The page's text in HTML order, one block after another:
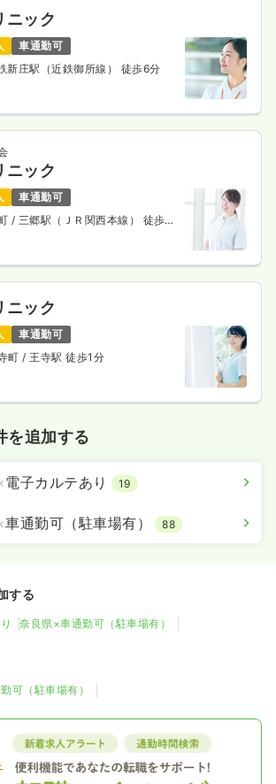
ニック
車通勤可
新庄駅（近鉄御所線） 徒歩6分
ニック
車通勤可
/ 三郷駅（ＪＲ関西本線） 徒歩2
ニック
車通勤可
町/ 王寺駅 徒歩1分
を追加する
電子カルテあり 19
車通勤可（駐車場有） 88
する
奈良県×車通勤可（駐車場有）
可（駐車場有）